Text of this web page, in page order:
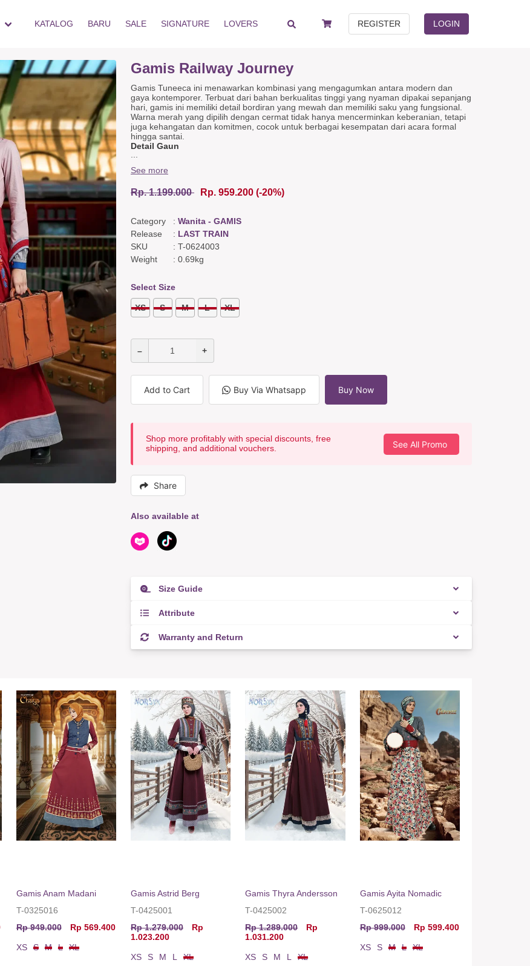
KATALOG BARU SALE SIGNATURE LOVERS REGISTER LOGIN
Gamis Railway Journey
Gamis Tuneeca ini menawarkan kombinasi yang mengagumkan antara modern dan
gaya kontemporer. Terbuat dari bahan berkualitas tinggi yang nyaman dipakai sepanjang
hari, gamis ini memiliki detail bordiran yang mewah dan memiliki saku yang fungsional.
Warna merah yang dipilih dengan cermat tidak hanya mencerminkan keberanian, tetapi
juga kehangatan dan komitmen, cocok untuk berbagai kesempatan dari acara formal
hingga santai.
Detail Gaun
ramah ibu menyusui,
Manset berkancing,
Bordir di bagian kiri rok,
Warna & Bahan
Katun twill biru denim,
Rayon twill garis abu-abu.
See more
Rp. 1.199.000 Rp. 959.200 (-20%)
Category : Wanita - GAMIS
Release
: LAST TRAIN
SKU
: T-0624003
Weight
: 0.69kg
Select Size
XS S M L XL
– +
Add to Cart Buy Via Whatsapp Buy Now
Shop more profitably with special discounts, free
shipping, and additional vouchers.
See All Promo
Share
Also available at
Size Guide
Attribute
Warranty and Return
Gamis Anam Madani
T-0325016
Rp 949.000
Rp 569.400
XS S M L XL
Gamis Astrid Berg
T-0425001
Rp 1.279.000
Rp
1.023.200
XS S M L XL
Gamis Thyra Andersson
T-0425002
Rp 1.289.000
Rp
1.031.200
XS S M L XL
Gamis Ayita Nomadic
T-0625012
Rp 999.000
Rp 599.400
XS S M L XL